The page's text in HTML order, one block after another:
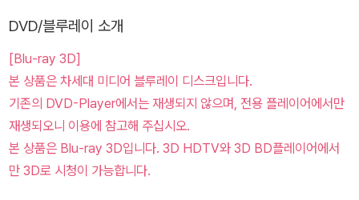
DVD/블루레이 소개
[Blu-ray 3D]
본 상품은 차세대 미디어 블루레이 디스크입니다.
기존의 DVD-Player에서는 재생되지 않으며, 전용 플레이어에서만
재생되오니 이용에 참고해 주십시오.
본 상품은 Blu-ray 3D입니다. 3D HDTV와 3D BD플레이어에서
만 3D로 시청이 가능합니다.